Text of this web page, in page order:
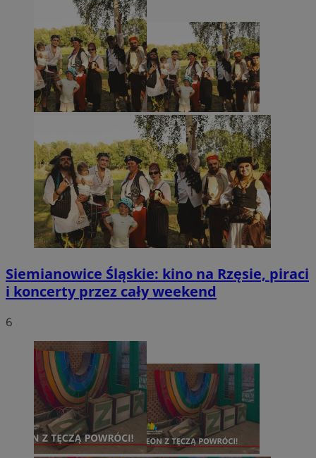
Siemianowice Śląskie: kino na Rzęsie, piraci
i koncerty przez cały weekend
6